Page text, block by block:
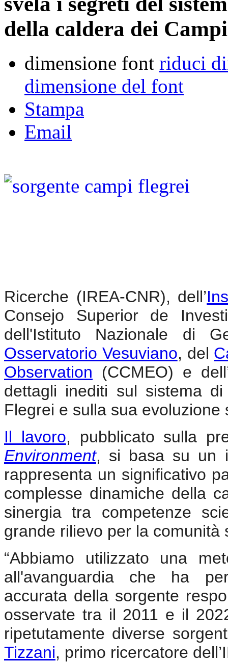
della caldera dei
dimensione font riduci
dimensione del font
Stampa
Email
Ricerche (IREA-CNR), dell’
Consejo Superior de
dell'Istituto Nazionale di
Osservatorio Vesuviano, del
Observation (CCMEO) e
dettagli inediti sul sistema
Flegrei e sulla sua evoluzione
Il lavoro, pubblicato sulla
Environment, si basa su un
rappresenta un significativo
complesse dinamiche della
sinergia tra competenze
grande rilievo per la comunità
“Abbiamo utilizzato una
all'avanguardia che ha
accurata della sorgente
osservate tra il 2011 e il
ripetutamente diverse
Tizzani, primo ricercatore